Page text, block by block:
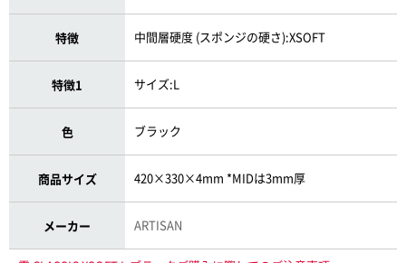
特徴 中間層硬度 (スポンジの硬さ):XSOFT
特徴1 サイズ:L
色 ブラック
商品サイズ 420×330×4mm *MIDは3mm厚
メーカー ARTISAN